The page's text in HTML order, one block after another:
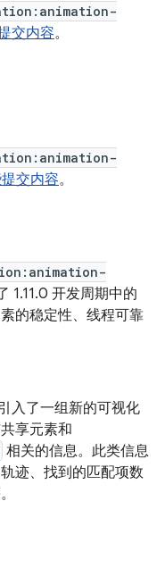
交内容。
交内容。
1.11.0 开发周期中的
的稳定性、线程可靠
入了一组新的可视化
享元素和
相关的信息。此类信息
迹、找到的匹配项数